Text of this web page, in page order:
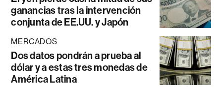
ganancias tras la intervención
conjunta de EE.UU. y Japón
MERCADOS
Dos datos pondrán a prueba al
dólar y a estas tres monedas de
América Latina